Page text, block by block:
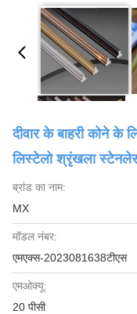
दीवार के बाहरी कोने के
लिस्टेलो श्रृंखला
ब्रांड का नाम:
MX
मॉडल नंबर:
एमएक्स-2023081638टीएस
एमओक्यू:
20 पीसी